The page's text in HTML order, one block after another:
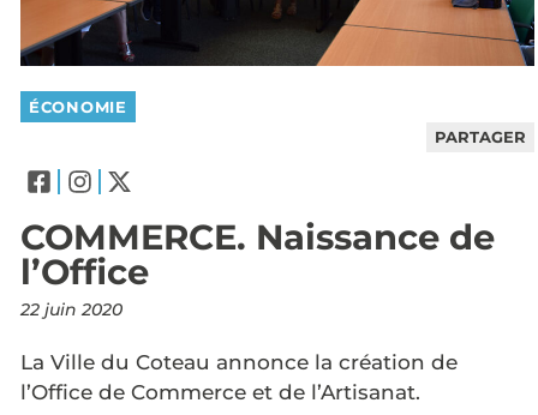
ÉCONOMIE
PARTAGER
COMMERCE. Naissance de
l’Office
22 juin 2020
La Ville du Coteau annonce la création de
l’Office de Commerce et de l’Artisanat.